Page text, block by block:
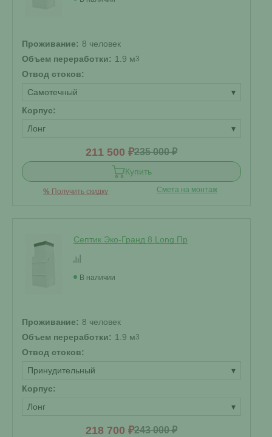
Проживание: 8 человек
Объем переработки: 1.9 м3
Отвод стоков:
Самотечный
▾
Корпус:
Лонг
▾
211 500 ₽235 000 ₽
Купить
% Получить скидку Смета на монтаж
Септик Эко-Гранд 8 Long Пр
В наличии
Проживание: 8 человек
Объем переработки: 1.9 м3
Отвод стоков:
Принудительный
▾
Корпус:
Лонг
▾
218 700 ₽243 000 ₽